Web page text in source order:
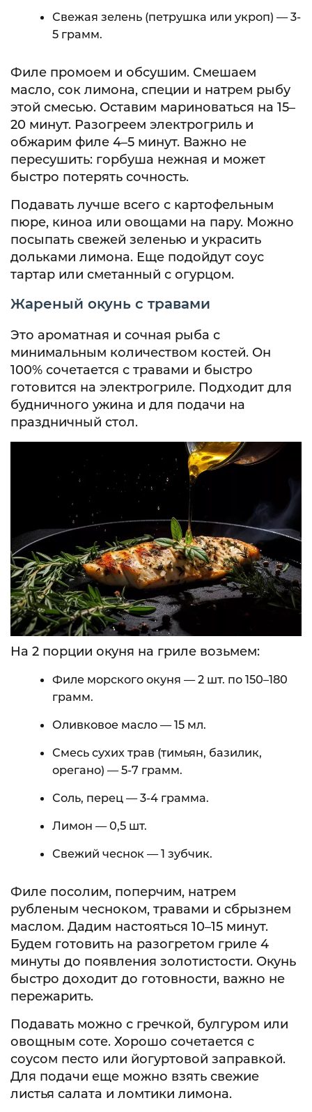
Свежая зелень (петрушка или укроп) — 3-
5 грамм.
Филе промоем и обсушим. Смешаем
масло, сок лимона, специи и натрем рыбу
этой смесью. Оставим мариноваться на 15–
20 минут. Разогреем электрогриль и
обжарим филе 4–5 минут. Важно не
пересушить: горбуша нежная и может
быстро потерять сочность.
Подавать лучше всего с картофельным
пюре, киноа или овощами на пару. Можно
посыпать свежей зеленью и украсить
дольками лимона. Еще подойдут соус
тартар или сметанный с огурцом.
Жареный окунь с травами
Это ароматная и сочная рыба с
минимальным количеством костей. Он
100% сочетается с травами и быстро
готовится на электрогриле. Подходит для
будничного ужина и для подачи на
праздничный стол.
На 2 порции окуня на гриле возьмем:
Филе морского окуня — 2 шт. по 150–180
грамм.
Оливковое масло — 15 мл.
Смесь сухих трав (тимьян, базилик,
орегано) — 5-7 грамм.
Соль, перец — 3-4 грамма.
Лимон — 0,5 шт.
Свежий чеснок — 1 зубчик.
Филе посолим, поперчим, натрем
рубленым чесноком, травами и сбрызнем
маслом. Дадим настояться 10–15 минут.
Будем готовить на разогретом гриле 4
минуты до появления золотистости. Окунь
быстро доходит до готовности, важно не
пережарить.
Подавать можно с гречкой, булгуром или
овощным соте. Хорошо сочетается с
соусом песто или йогуртовой заправкой.
Для подачи еще можно взять свежие
листья салата и ломтики лимона.